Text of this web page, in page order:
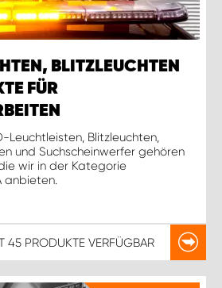
BLITZLEUCHTEN
FÜR
Leuchtleisten, Blitzleuchten,
und Suchscheinwerfer gehören
wir in der Kategorie
anbieten.
45 PRODUKTE VERFÜGBAR